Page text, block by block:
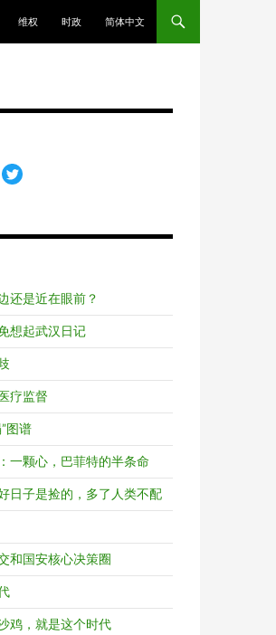
维权 时政 简体中文
还是近在眼前？
想起武汉日记
疗监督
图谱
一颗心，巴菲特的半条命
日子是捡的，多了人类不配
和国安核心决策圈
鸡，就是这个时代